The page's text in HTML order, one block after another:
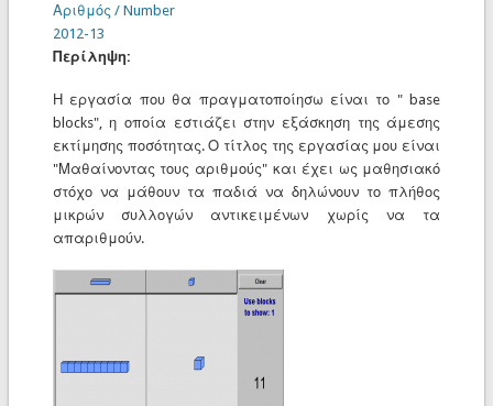
Αριθμός / Number
2012-13
Περίληψη:
Η εργασία που θα πραγματοποίησω είναι το " base
blocks", η οποία εστιάζει στην εξάσκηση της άμεσης
εκτίμησης ποσότητας. Ο τίτλος της εργασίας μου είναι
"Μαθαίνοντας τους αριθμούς" και έχει ως μαθησιακό
στόχο να μάθουν τα παδιά να δηλώνουν το πλήθος
μικρών συλλογών αντικειμένων χωρίς να τα
απαριθμούν.